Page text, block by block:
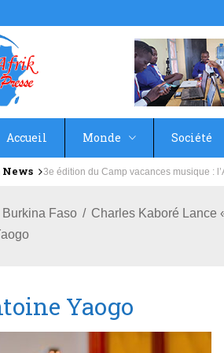
Accueil Monde Société
Education : la fédération de la Russie
Burkina Faso
Charles Kaboré Lance
Yaogo